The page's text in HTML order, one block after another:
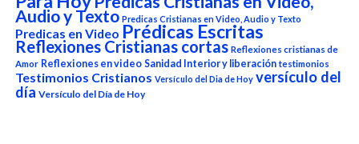
Audio y Texto Predicas Cristianas en Video, Audio y Texto
Predicas en Video Prédicas Escritas
Reflexiones Cristianas cortas Reflexiones cristianas de
Amor Reflexiones en video Sanidad Interior y liberación testimonios
Testimonios Cristianos Versículo del Dia de Hoy versículo del
día Versículo del Día de Hoy